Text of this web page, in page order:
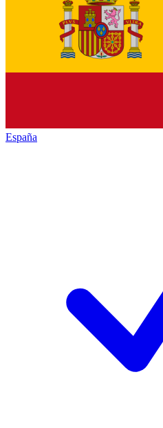
España